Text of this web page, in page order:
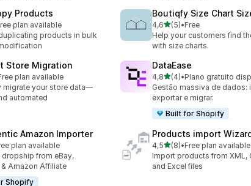
Products
plan available
products in bulk
Boutiqfy Size Chart
4,6de 5 estrelas
(5)
5 total de avaliações
•Free
Help your customers find
with size charts.
Store Migration
plan available
migrate your store data—
automated
DataEase
4,8de 5 estrelas
(4)
4 total de avaliações
•Plano gratuito
Gestão massiva de dados:
exportar e migrar.
Built for Shopify
Amazon Importer
plan available
from eBay,
Amazon Affiliate
Shopify
Products import
4,5de 5 estrelas
(8)
8 total de avaliações
•Free plan available
Import products from XML,
and Excel files